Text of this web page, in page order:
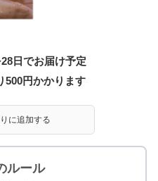
日でお届け予定
500円かかります
に追加する
ルール